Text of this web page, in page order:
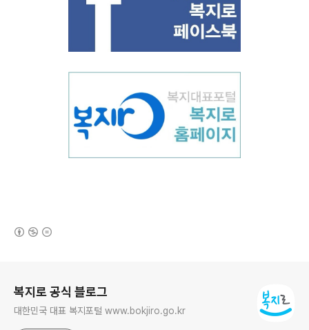
복지로 공식 블로그
대한민국 대표 복지포털 www.bokjiro.go.kr